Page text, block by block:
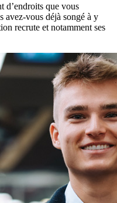
d’endroits que vous
avez-vous déjà songé à y
recrute et notamment ses